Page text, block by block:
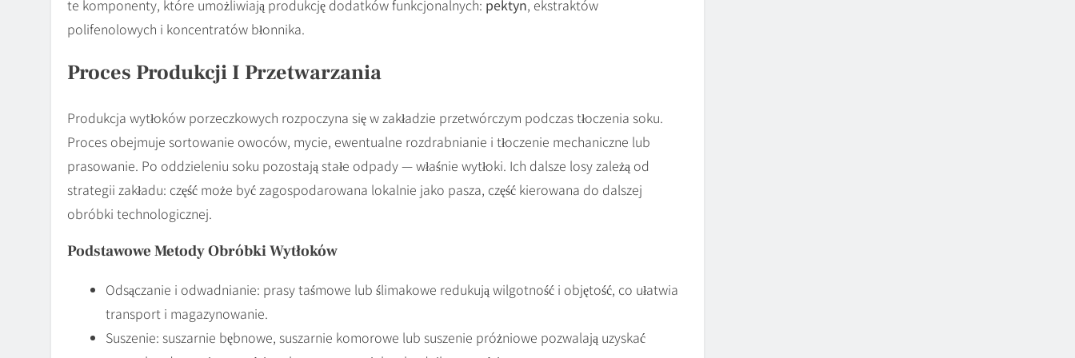
te komponenty, które umożliwiają produkcję dodatków funkcjonalnych: pektyn, ekstraktów
polifenolowych i koncentratów błonnika.
Proces Produkcji I Przetwarzania
Produkcja wytłoków porzeczkowych rozpoczyna się w zakładzie przetwórczym podczas tłoczenia soku.
Proces obejmuje sortowanie owoców, mycie, ewentualne rozdrabnianie i tłoczenie mechaniczne lub
prasowanie. Po oddzieleniu soku pozostają stałe odpady — właśnie wytłoki. Ich dalsze losy zależą od
strategii zakładu: część może być zagospodarowana lokalnie jako pasza, część kierowana do dalszej
obróbki technologicznej.
Podstawowe Metody Obróbki Wytłoków
Odsączanie i odwadnianie: prasy taśmowe lub ślimakowe redukują wilgotność i objętość, co ułatwia
transport i magazynowanie.
Suszenie: suszarnie bębnowe, suszarnie komorowe lub suszenie próżniowe pozwalają uzyskać